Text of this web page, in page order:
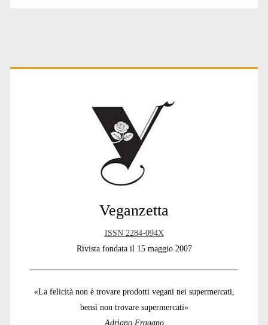
Primary
Veganzetta
ISSN 2284-094X
Rivista fondata il 15 maggio 2007
«La felicità non è trovare prodotti vegani nei supermercati,
bensì non trovare supermercati»
Adriano Fragano